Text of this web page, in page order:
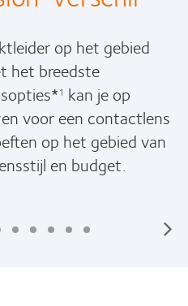
op het gebied
het breedste
1 kan je op
voor een contactlens
op het gebied van
en budget.